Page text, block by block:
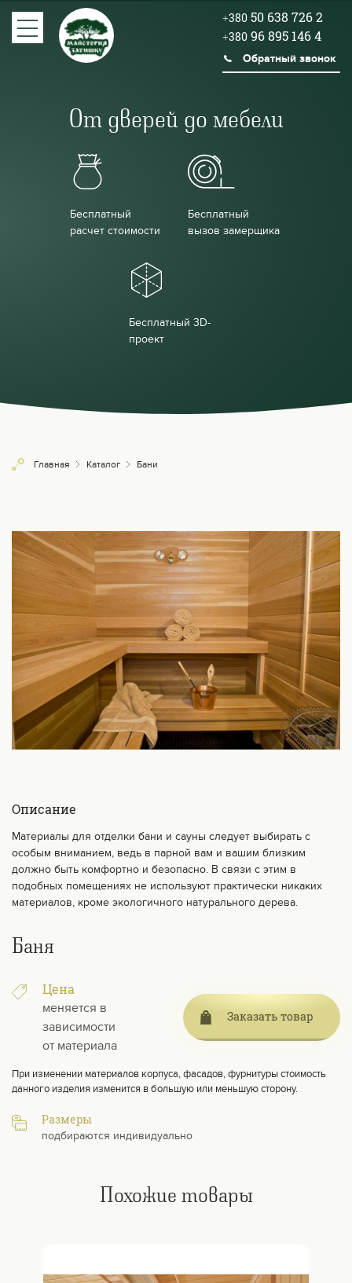
+380 50 638 726 2
+380 96 895 146 4
Обратный звонок
От дверей до мебели
Бесплатный
расчет стоимости
Бесплатный
вызов замерщика
Бесплатный 3D-
проект
Главная Каталог Бани
Описание
Материалы для отделки бани и сауны следует выбирать с
особым вниманием, ведь в парной вам и вашим близким
должно быть комфортно и безопасно. В связи с этим в
подобных помещениях не используют практически никаких
материалов, кроме экологичного натурального дерева.
Баня
Цена
меняется в
зависимости
от материала
Заказать товар
При изменении материалов корпуса, фасадов, фурнитуры стоимость
данного изделия изменится в большую или меньшую сторону.
Размеры
подбираются индивидуально
Похожие товары